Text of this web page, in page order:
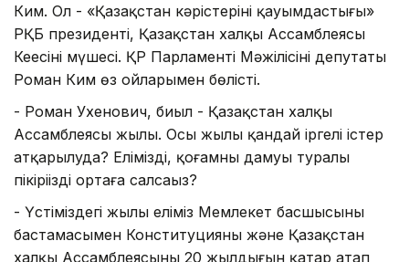
Ким. Ол - «Қазақстан кәрістерінің қауымдастығы»
РҚБ президенті, Қазақстан халқы Ассамблеясы
Кеңесінің мүшесі. ҚР Парламенті Мәжілісінің депутаты
Роман Ким өз ойларымен бөлісті.
- Роман Ухенович, биыл - Қазақстан халқы
Ассамблеясы жылы. Осы жылы қандай іргелі істер
атқарылуда? Еліміздің, қоғамның дамуы туралы
пікіріңізді ортаға салсаңыз?
- Үстіміздегі жылы еліміз Мемлекет басшысының
бастамасымен Конституцияның және Қазақстан
халқы Ассамблеясының 20 жылдығын қатар атап